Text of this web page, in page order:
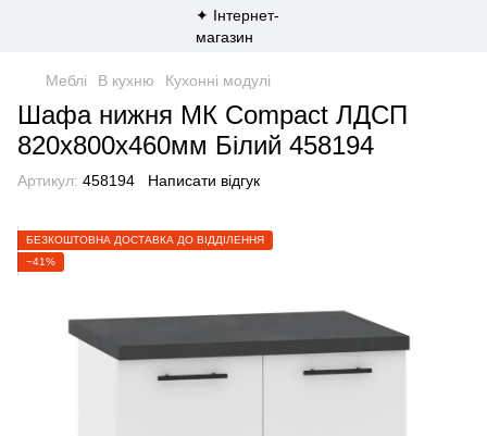
Меблі В кухню Кухонні модулі
Шафа нижня МК Compact ЛДСП
820х800х460мм Білий 458194
Артикул: 458194 Написати відгук
БЕЗКОШТОВНА ДОСТАВКА ДО ВІДДІЛЕННЯ
−41%